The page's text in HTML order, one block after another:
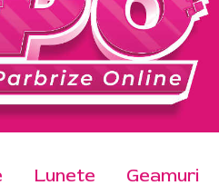
Lunete Geamuri